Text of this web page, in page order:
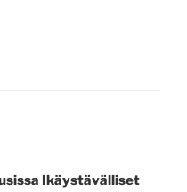
Ikäystävälliset